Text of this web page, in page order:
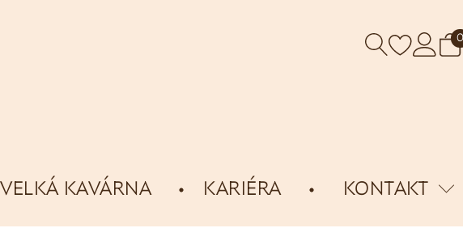
0
VELKÁ KAVÁRNA KARIÉRA KONTAKT